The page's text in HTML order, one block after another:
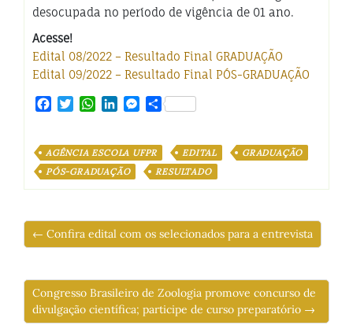
desocupada no período de vigência de 01 ano.
Acesse!
Edital 08/2022 – Resultado Final GRADUAÇÃO
Edital 09/2022 – Resultado Final PÓS-GRADUAÇÃO
Facebook
TwitterWhatsApp
LinkedInMessenger
Share
AGÊNCIA ESCOLA UFPR EDITAL
GRADUAÇÃO
PÓS-GRADUAÇÃO
RESULTADO
← Confira edital com os selecionados para a entrevista
Congresso Brasileiro de Zoologia promove concurso de
divulgação científica; participe de curso preparatório →